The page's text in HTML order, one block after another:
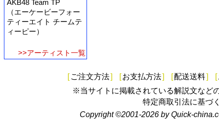
AKB48 Team TP
（エーケービーフォー
ティーエイト チームテ
ィーピー）
>>アーティスト一覧
[ ご注文方法] [お支払方法] [配送送料] [
※当サイトに掲載されている解説文など
特定商取引法に基づ
Copyright ©2001-2026 by Quick-